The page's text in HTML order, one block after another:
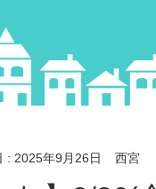
: 2025年9月26日 西宮